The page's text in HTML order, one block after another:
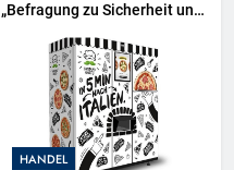
„Befragung zu Sicherheit und
(SKiD) 2026“
HANDEL